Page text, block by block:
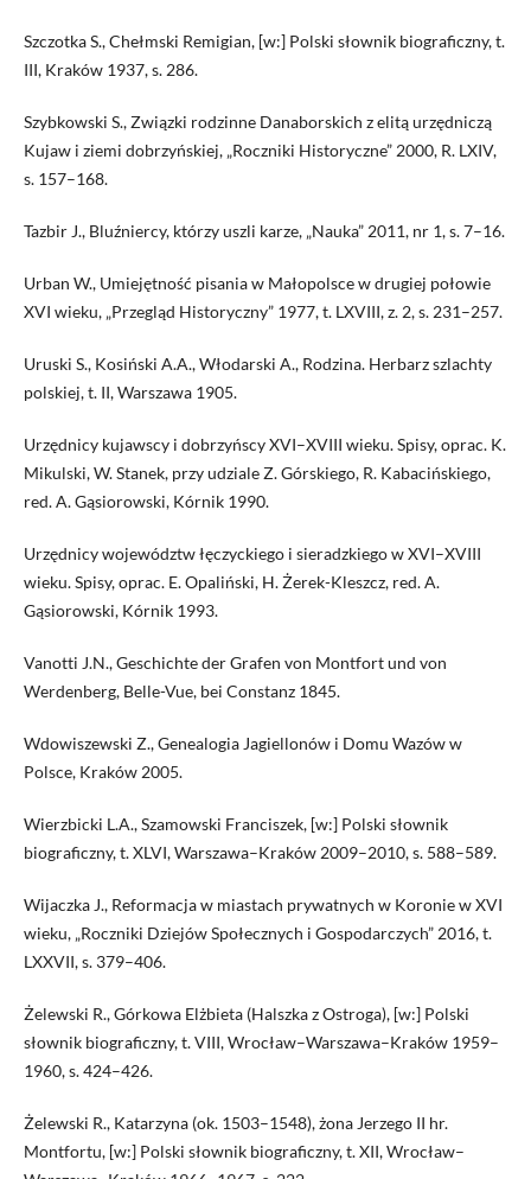
Szczotka S., Chełmski Remigian, [w:] Polski słownik biograficzny, t.
III, Kraków 1937, s. 286.
Szybkowski S., Związki rodzinne Danaborskich z elitą urzędniczą
Kujaw i ziemi dobrzyńskiej, „Roczniki Historyczne” 2000, R. LXIV,
s. 157–168.
Tazbir J., Bluźniercy, którzy uszli karze, „Nauka” 2011, nr 1, s. 7–16.
Urban W., Umiejętność pisania w Małopolsce w drugiej połowie
XVI wieku, „Przegląd Historyczny” 1977, t. LXVIII, z. 2, s. 231–257.
Uruski S., Kosiński A.A., Włodarski A., Rodzina. Herbarz szlachty
polskiej, t. II, Warszawa 1905.
Urzędnicy kujawscy i dobrzyńscy XVI–XVIII wieku. Spisy, oprac. K.
Mikulski, W. Stanek, przy udziale Z. Górskiego, R. Kabacińskiego,
red. A. Gąsiorowski, Kórnik 1990.
Urzędnicy województw łęczyckiego i sieradzkiego w XVI–XVIII
wieku. Spisy, oprac. E. Opaliński, H. Żerek-Kleszcz, red. A.
Gąsiorowski, Kórnik 1993.
Vanotti J.N., Geschichte der Grafen von Montfort und von
Werdenberg, Belle-Vue, bei Constanz 1845.
Wdowiszewski Z., Genealogia Jagiellonów i Domu Wazów w
Polsce, Kraków 2005.
Wierzbicki L.A., Szamowski Franciszek, [w:] Polski słownik
biograficzny, t. XLVI, Warszawa–Kraków 2009–2010, s. 588–589.
Wijaczka J., Reformacja w miastach prywatnych w Koronie w XVI
wieku, „Roczniki Dziejów Społecznych i Gospodarczych” 2016, t.
LXXVII, s. 379–406.
Żelewski R., Górkowa Elżbieta (Halszka z Ostroga), [w:] Polski
słownik biograficzny, t. VIII, Wrocław–Warszawa–Kraków 1959–
1960, s. 424–426.
Żelewski R., Katarzyna (ok. 1503–1548), żona Jerzego II hr.
Montfortu, [w:] Polski słownik biograficzny, t. XII, Wrocław–